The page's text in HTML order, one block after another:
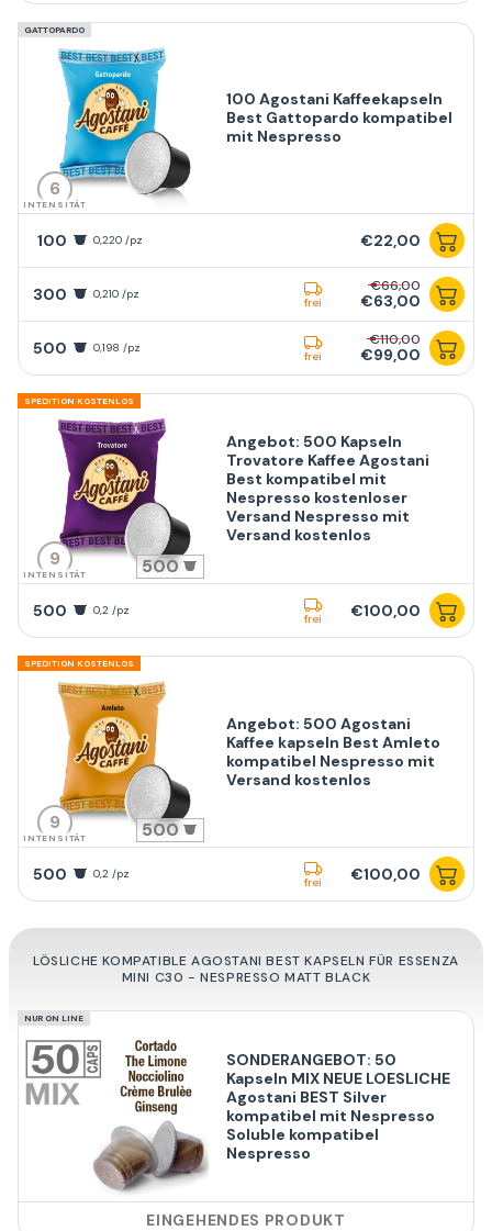
GATTOPARDO
6
INTENSITÄT
100 Agostani Kaffeekapseln
Best Gattopardo kompatibel
mit Nespresso
100 0,220 /pz €22,00
300 0,210 /pz
frei
€66,00
€63,00
500 0,198 /pz
frei
€110,00
€99,00
SPEDITION KOSTENLOS
9
INTENSITÄT 500
Angebot: 500 Kapseln
Trovatore Kaffee Agostani
Best kompatibel mit
Nespresso kostenloser
Versand Nespresso mit
Versand kostenlos
500 0,2 /pz
frei €100,00
SPEDITION KOSTENLOS
9
INTENSITÄT 500
Angebot: 500 Agostani
Kaffee kapseln Best Amleto
kompatibel Nespresso mit
Versand kostenlos
500 0,2 /pz
frei €100,00
LÖSLICHE KOMPATIBLE AGOSTANI BEST KAPSELN FÜR ESSENZA
MINI C30 - NESPRESSO MATT BLACK
NUR ON LINE
SONDERANGEBOT: 50
Kapseln MIX NEUE LOESLICHE
Agostani BEST Silver
kompatibel mit Nespresso
Soluble kompatibel
Nespresso
EINGEHENDES PRODUKT